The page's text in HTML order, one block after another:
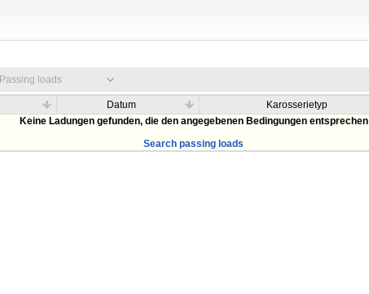
Passing loads
Datum Karosserietyp
Keine Ladungen gefunden, die den angegebenen Bedingungen entsprechen
Search passing loads